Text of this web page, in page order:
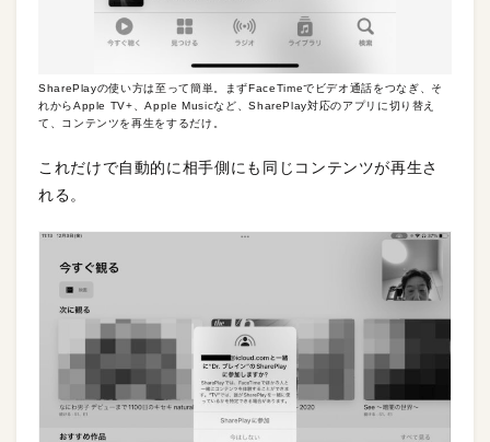
SharePlayの使い方は至って簡単。まずFaceTimeでビデオ通話をつなぎ、そ
れからApple TV+、Apple Musicなど、SharePlay対応のアプリに切り替え
て、コンテンツを再生をするだけ。
これだけで自動的に相手側にも同じコンテンツが再生さ
れる。